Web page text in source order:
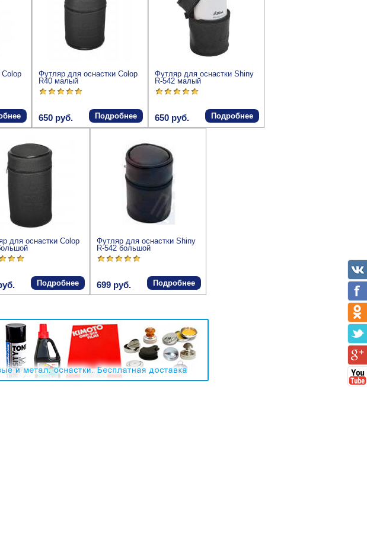
Футляр для оснастки Colop
R40 малый
650 руб. Подробнее
Футляр для оснастки Shiny
R-542 малый
650 руб. Подробнее
для оснастки Colop
Подробнее
Футляр для оснастки Shiny
R-542 большой
699 руб. Подробнее